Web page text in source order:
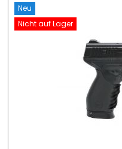
Neu
Nicht auf Lager